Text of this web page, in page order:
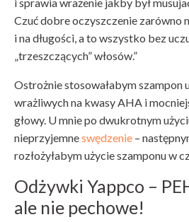
Czuć dobre oczyszczenie zarówno
i na długości, a to wszystko bez
„trzeszczących” włosów.”
Ostrożnie stosowałabym szampon
wrażliwych na kwasy AHA i
głowy. U mnie po dwukrotnym
nieprzyjemneswędzenie –
rozłożyłabym użycie szamponu w
Odżywki Yappco –
ale nie pechowe!